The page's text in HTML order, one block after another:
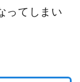
ってしまい